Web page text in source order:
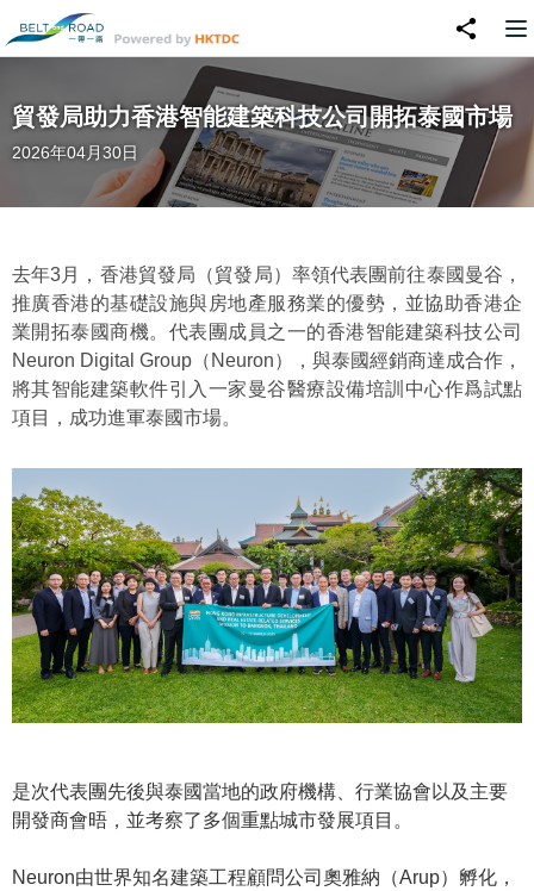
貿發局助力香港智能建築科技公司開拓泰國市場
2026年04月30日
去年3月，香港貿發局（貿發局）率領代表團前往泰國曼谷，
推廣香港的基礎設施與房地產服務業的優勢，並協助香港企
業開拓泰國商機。代表團成員之一的香港智能建築科技公司
Neuron Digital Group（Neuron），與泰國經銷商達成合作，
將其智能建築軟件引入一家曼谷醫療設備培訓中心作爲試點
項目，成功進軍泰國市場。
是次代表團先後與泰國當地的政府機構、行業協會以及主要
開發商會晤，並考察了多個重點城市發展項目。
Neuron由世界知名建築工程顧問公司奧雅納（Arup）孵化，